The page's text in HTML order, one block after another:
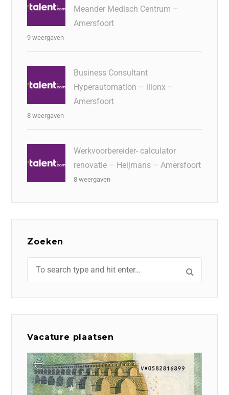
Meander Medisch Centrum –
Amersfoort
9 weergaven
Business Consultant
Hyperautomation – ilionx –
Amersfoort
8 weergaven
Werkvoorbereider- calculator
renovatie – Heijmans – Amersfoort
8 weergaven
Zoeken
Vacature plaatsen